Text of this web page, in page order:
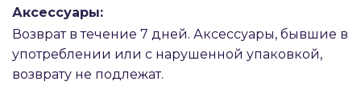
Аксессуары:
Возврат в течение 7 дней. Аксессуары, бывшие в
употреблении или с нарушенной упаковкой,
возврату не подлежат.